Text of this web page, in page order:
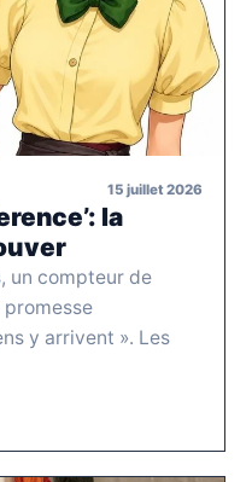
15 juillet 2026
la
un compteur de
y arrivent ». Les